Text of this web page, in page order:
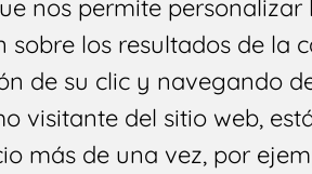
nos permite
los resultados de la
de su clic y navegando
visitante del sitio web,
más de una vez, por